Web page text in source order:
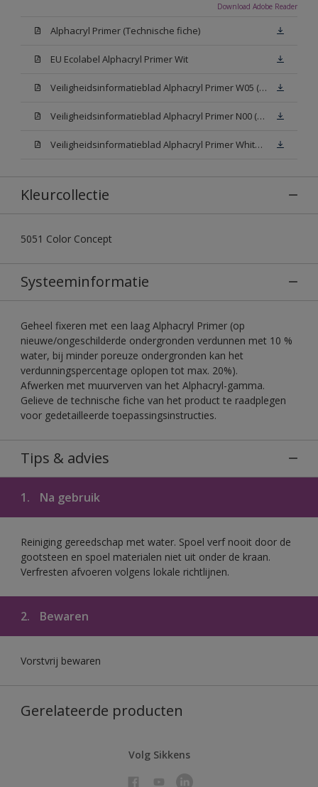
Download Adobe Reader
Alphacryl Primer (Technische fiche)
EU Ecolabel Alphacryl Primer Wit
Veiligheidsinformatieblad Alphacryl Primer W05 (SDS)
Veiligheidsinformatieblad Alphacryl Primer N00 (SDS)
Veiligheidsinformatieblad Alphacryl Primer White (SDS)
Kleurcollectie
5051 Color Concept
Systeeminformatie
Geheel fixeren met een laag Alphacryl Primer (op
nieuwe/ongeschilderde ondergronden verdunnen met 10 %
water, bij minder poreuze ondergronden kan het
verdunningspercentage oplopen tot max. 20%).
Afwerken met muurverven van het Alphacryl-gamma.
Gelieve de technische fiche van het product te raadplegen
voor gedetailleerde toepassingsinstructies.
Tips & advies
1. Na gebruik
Reiniging gereedschap met water. Spoel verf nooit door de
gootsteen en spoel materialen niet uit onder de kraan.
Verfresten afvoeren volgens lokale richtlijnen.
2. Bewaren
Vorstvrij bewaren
Gerelateerde producten
Volg Sikkens